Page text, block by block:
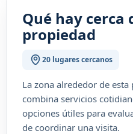
Qué hay cerca
propiedad
20 lugares cercanos
La zona alrededor de
combina servicios
opciones útiles para
de coordinar una visita.